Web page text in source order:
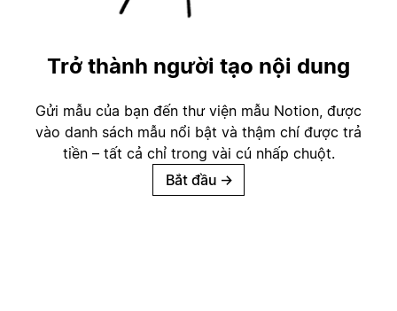
Trở thành người tạo nội dung
Gửi mẫu của bạn đến thư viện mẫu Notion, được
vào danh sách mẫu nổi bật và thậm chí được trả
tiền – tất cả chỉ trong vài cú nhấp chuột.
Bắt đầu →